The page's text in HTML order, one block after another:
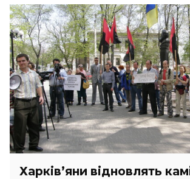
Харків’яни відновлять